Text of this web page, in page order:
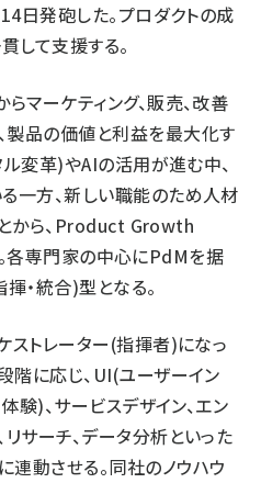
日発砲した。プロダクトの成
して支援する。
マーケティング、販売、改善
製品の価値と利益を最大化す
変革)やAIの活用が進む中、
一方、新しい職能のため人材
から、Product Growth
専門家の中心にPdMを据
・統合)型となる。
ストレーター(指揮者)になっ
階に応じ、UI(ユーザーイン
験)、サービスデザイン、エン
リサーチ、データ分析といった
動させる。同社のノウハウ